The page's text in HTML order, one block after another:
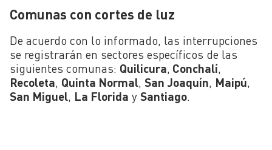
Comunas con cortes de luz
De acuerdo con lo informado, las interrupciones
se registrarán en sectores específicos de las
siguientes comunas: Quilicura, Conchalí,
Recoleta, Quinta Normal, San Joaquín, Maipú,
San Miguel, La Florida y Santiago.